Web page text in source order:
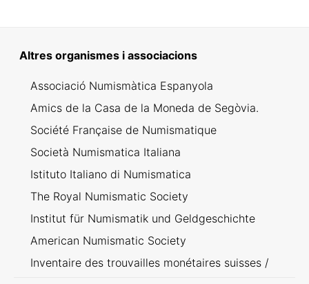
Altres organismes i associacions
Associació Numismàtica Espanyola
Amics de la Casa de la Moneda de Segòvia.
Société Française de Numismatique
Società Numismatica Italiana
Istituto Italiano di Numismatica
The Royal Numismatic Society
Institut für Numismatik und Geldgeschichte
American Numismatic Society
Inventaire des trouvailles monétaires suisses /